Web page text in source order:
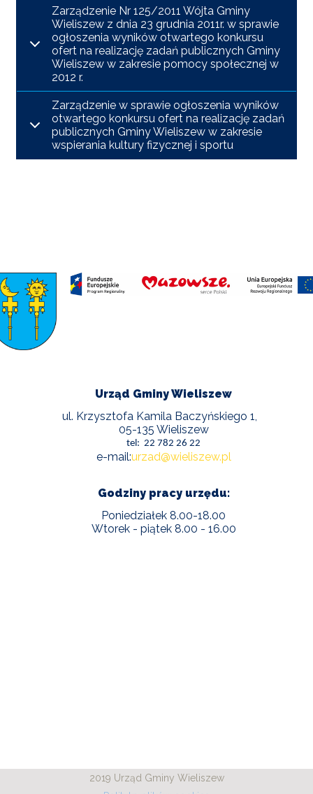
Zarządzenie Nr 125/2011 Wójta Gminy
Wieliszew z dnia 23 grudnia 2011r. w sprawie
ogłoszenia wyników otwartego konkursu
ofert na realizację zadań publicznych Gminy
Wieliszew w zakresie pomocy społecznej w
2012 r.
Zarządzenie w sprawie ogłoszenia wyników
otwartego konkursu ofert na realizację zadań
publicznych Gminy Wieliszew w zakresie
wspierania kultury fizycznej i sportu
Urząd Gminy Wieliszew
ul. Krzysztofa Kamila Baczyńskiego 1,
05-135 Wieliszew
tel: 22 782 26 22
e-mail:urzad@wieliszew.pl
Godziny pracy urzędu:
Poniedziałek 8.00-18.00
Wtorek - piątek 8.00 - 16.00
2019 Urząd Gminy Wieliszew